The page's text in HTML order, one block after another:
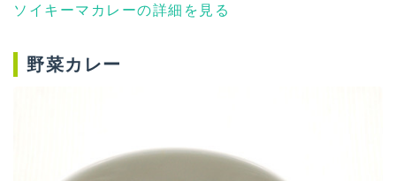
ソイキーマカレーの詳細を見る
野菜カレー